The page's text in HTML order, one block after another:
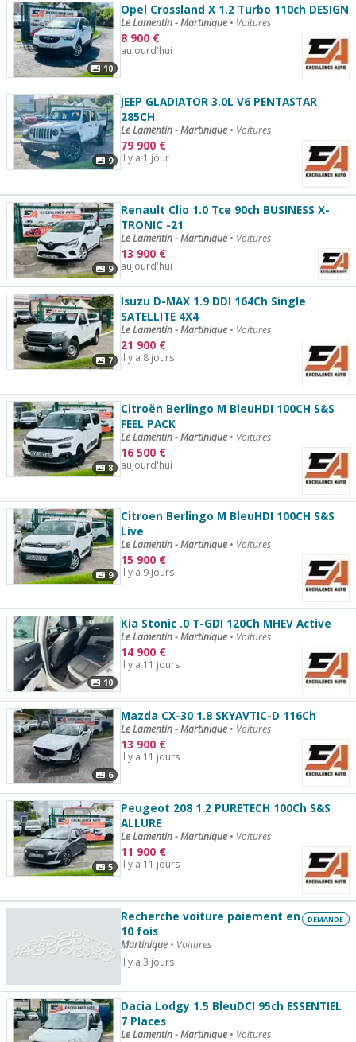
10
Opel Crossland X 1.2 Turbo 110ch DESIGN
Le Lamentin - Martinique • Voitures
8 900 €
aujourd'hui
9
JEEP GLADIATOR 3.0L V6 PENTASTAR
285CH
Le Lamentin - Martinique • Voitures
79 900 €
Il y a 1 jour
9
Renault Clio 1.0 Tce 90ch BUSINESS X-
TRONIC -21
Le Lamentin - Martinique • Voitures
13 900 €
aujourd'hui
7
Isuzu D-MAX 1.9 DDI 164Ch Single
SATELLITE 4X4
Le Lamentin - Martinique • Voitures
21 900 €
Il y a 8 jours
8
Citroën Berlingo M BleuHDI 100CH S&S
FEEL PACK
Le Lamentin - Martinique • Voitures
16 500 €
aujourd'hui
9
Citroen Berlingo M BleuHDI 100CH S&S
Live
Le Lamentin - Martinique • Voitures
15 900 €
Il y a 9 jours
10
Kia Stonic .0 T-GDI 120Ch MHEV Active
Le Lamentin - Martinique • Voitures
14 900 €
Il y a 11 jours
6
Mazda CX-30 1.8 SKYAVTIC-D 116Ch
Le Lamentin - Martinique • Voitures
13 900 €
Il y a 11 jours
5
Peugeot 208 1.2 PURETECH 100Ch S&S
ALLURE
Le Lamentin - Martinique • Voitures
11 900 €
Il y a 11 jours
Recherche voiture paiement en
10 fois
DEMANDE
Martinique • Voitures
Il y a 3 jours
Dacia Lodgy 1.5 BleuDCI 95ch ESSENTIEL
7 Places
Le Lamentin - Martinique • Voitures